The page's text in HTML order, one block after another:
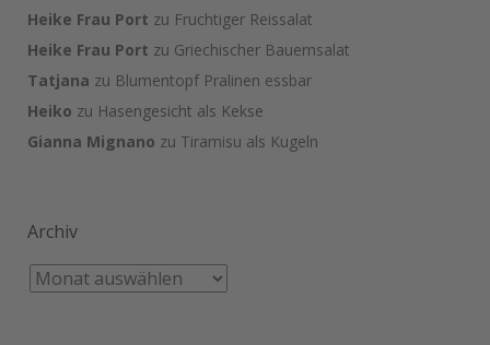
Heike Frau Port zu Fruchtiger Reissalat
Heike Frau Port zu Griechischer Bauernsalat
Tatjana zu Blumentopf Pralinen essbar
Heiko zu Hasengesicht als Kekse
Gianna Mignano zu Tiramisu als Kugeln
Archiv